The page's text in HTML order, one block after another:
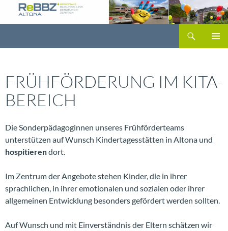
Inhalt
FRÜHFÖRDERUNG IM KITA-
BEREICH
Die Sonderpädagoginnen unseres Frühförderteams
unterstützen auf Wunsch Kindertagesstätten in Altona und
hospitierendort.
Im Zentrum der Angebote stehen Kinder, die in ihrer
sprachlichen, in ihrer emotionalen und sozialen oder ihrer
allgemeinen Entwicklung besonders gefördert werden sollten.
Auf Wunsch und mit Einverständnis der Eltern schätzen wir